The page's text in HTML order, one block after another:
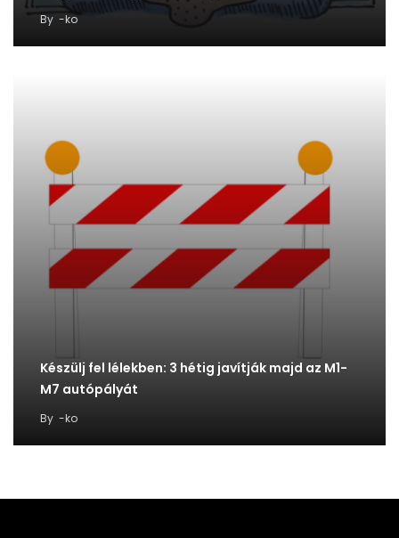
By -ko
Készülj fel lélekben: 3 hétig javítják majd az M1-
M7 autópályát
By -ko